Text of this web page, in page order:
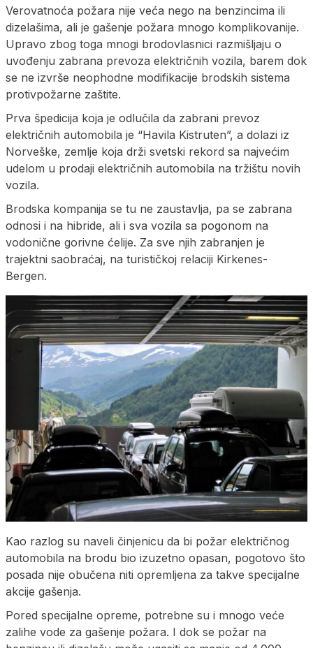
Verovatnoća požara nije veća nego na benzincima ili
dizelašima, ali je gašenje požara mnogo komplikovanije.
Upravo zbog toga mnogi brodovlasnici razmišljaju o
uvođenju zabrana prevoza električnih vozila, barem dok
se ne izvrše neophodne modifikacije brodskih sistema
protivpožarne zaštite.
Prva špedicija koja je odlučila da zabrani prevoz
električnih automobila je “Havila Kistruten”, a dolazi iz
Norveške, zemlje koja drži svetski rekord sa najvećim
udelom u prodaji električnih automobila na tržištu novih
vozila.
Brodska kompanija se tu ne zaustavlja, pa se zabrana
odnosi i na hibride, ali i sva vozila sa pogonom na
vodonične gorivne ćelije. Za sve njih zabranjen je
trajektni saobraćaj, na turističkoj relaciji Kirkenes-
Bergen.
Kao razlog su naveli činjenicu da bi požar električnog
automobila na brodu bio izuzetno opasan, pogotovo što
posada nije obučena niti opremljena za takve specijalne
akcije gašenja.
Pored specijalne opreme, potrebne su i mnogo veće
zalihe vode za gašenje požara. I dok se požar na